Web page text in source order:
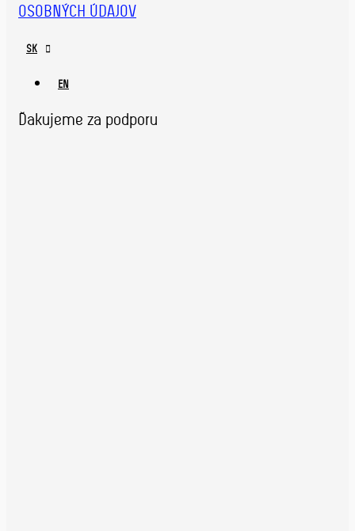
OSOBNÝCH ÚDAJOV
SK
EN
Ďakujeme za podporu